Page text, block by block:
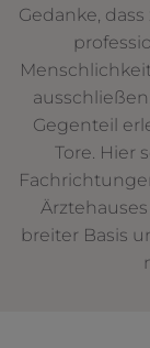
Gedanke,
Gegenteil
Tore. Hier
breiter Basis